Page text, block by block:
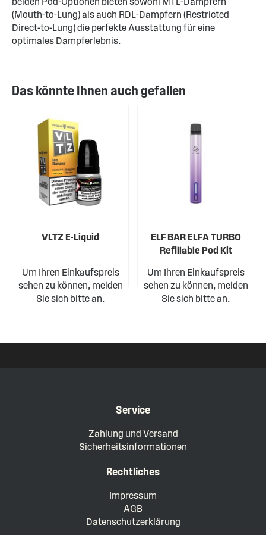
(Mouth-to-Lung) als auch RDL-Dampfern (Restricted
Direct-to-Lung) die perfekte Ausstattung für eine
optimales Dampferlebnis.
Das könnte Ihnen auch gefallen
VLTZ E-Liquid
Um Ihren Einkaufspreis
sehen zu können, melden
Sie sich bitte an.
ELF BAR ELFA TURBO
Refillable Pod Kit
Um Ihren Einkaufspreis
sehen zu können, melden
Sie sich bitte an.
Service
Zahlung und Versand
Sicherheitsinformationen
Rechtliches
Impressum
AGB
Datenschutzerklärung